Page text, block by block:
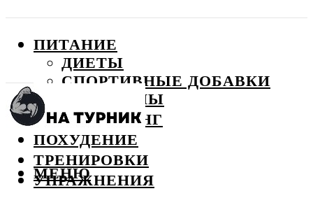
ПИТАНИЕ
ДИЕТЫ
СПОРТИВНЫЕ ДОБАВКИ
ВИТАМИНЫ
БОДИБИЛДИНГ
ПОХУДЕНИЕ
ТРЕНИРОВКИ
УПРАЖНЕНИЯ
МЕНЮ